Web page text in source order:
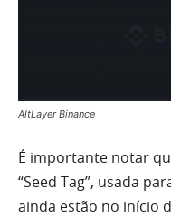
AltLayer Binance
É importante notar
“Seed Tag”, usada
ainda estão no início